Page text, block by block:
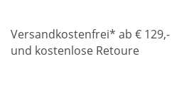
Versandkostenfrei* ab € 129,-
und kostenlose Retoure